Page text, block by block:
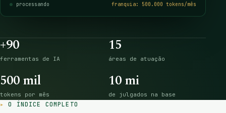
processando franquia: 500.000 tokens/mês
+90
ferramentas de IA
15
áreas de atuação
500 mil
tokens por mês
10 mi
de julgados na base
O ÍNDICE COMPLETO